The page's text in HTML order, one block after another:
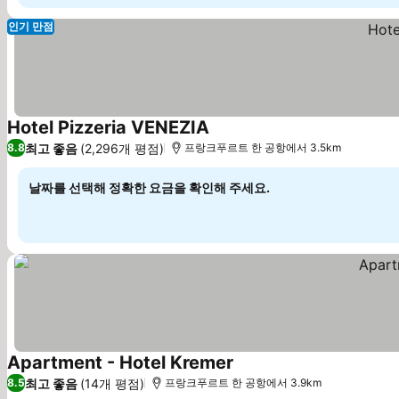
인기 만점
Hotel Pizzeria VENEZIA요금 보기
8.8최고 좋음 (2,296개 평점) 프랑크푸르트 한 공항에서 3.5km
날짜를 선택해 정확한 요금을 확인해 주세요.
Apartment - Hotel Kremer
8.5최고 좋음 (14개 평점) 프랑크푸르트 한 공항에서 3.9km